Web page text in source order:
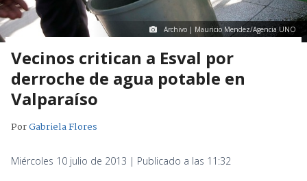
Archivo | Mauricio Mendez/Agencia UNO
Vecinos critican a Esval por
derroche de agua potable en
Valparaíso
PorGabriela Flores
Miércoles 10 julio de 2013 | Publicado a las 11:32